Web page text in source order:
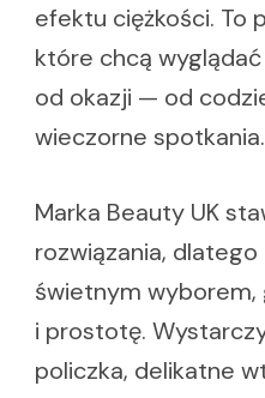
efektu ciężkości. To
które chcą
od okazji — od
wieczorne spotkania.
Marka Beauty UK
rozwiązania,
świetnym
i prostotę.
policzka, delikatne